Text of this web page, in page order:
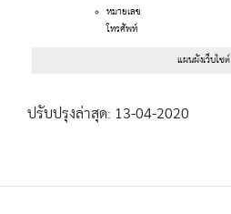
หมายเลข
โทรศัพท์
แผนผังเว็บไซต์
ปรับปรุงล่าสุด: 13-04-2020